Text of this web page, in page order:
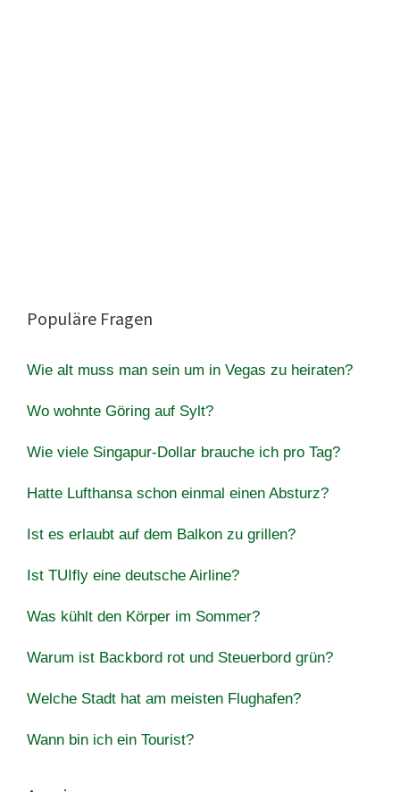
Populäre Fragen
Wie alt muss man sein um in Vegas zu heiraten?
Wo wohnte Göring auf Sylt?
Wie viele Singapur-Dollar brauche ich pro Tag?
Hatte Lufthansa schon einmal einen Absturz?
Ist es erlaubt auf dem Balkon zu grillen?
Ist TUIfly eine deutsche Airline?
Was kühlt den Körper im Sommer?
Warum ist Backbord rot und Steuerbord grün?
Welche Stadt hat am meisten Flughafen?
Wann bin ich ein Tourist?